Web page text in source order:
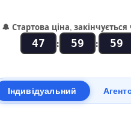
🔔 Стартова ціна, закінчується
47 : 59 : 59
Індивідуальний